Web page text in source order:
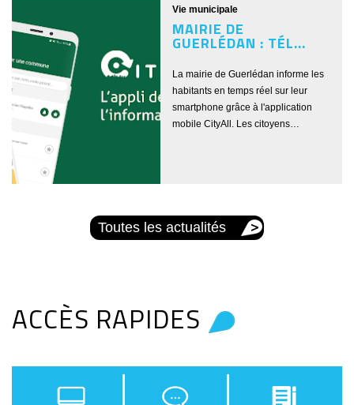
Vie municipale
MAIRIE DE
GUERLÉDAN : TÉL...
La mairie de Guerlédan informe les
habitants en temps réel sur leur
smartphone grâce à l'application
mobile CityAll. Les citoyens…
Toutes les actualités
ACCÈS RAPIDES